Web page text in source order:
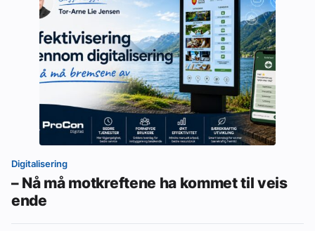
Digitalisering
– Nå må motkreftene ha kommet til veis
ende